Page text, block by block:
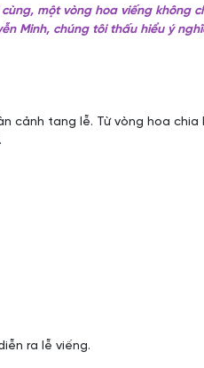
một vòng hoa viếng không
Minh, chúng tôi thấu hiểu ý
cảnh tang lễ. Từ vòng hoa
ra lễ viếng.